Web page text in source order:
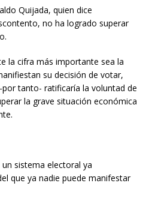
Quijada, quien dice
no ha logrado superar
la cifra más importante sea la
su decisión de votar,
por tanto- ratificaría la voluntad de
la grave situación económica
sistema electoral ya
que ya nadie puede manifestar